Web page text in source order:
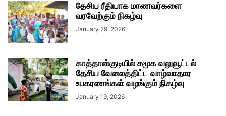
தேசிய ரீதியாக மாணவர்களை
வரவேற்கும் நிகழ்வு
January 29, 2026
காத்தான்குடியில் சமூக வலுவூட்டல்
தேசிய வேலைத்திட்ட வாழ்வாதார
உபகரணங்கள் வழங்கும் நிகழ்வு
January 19, 2026